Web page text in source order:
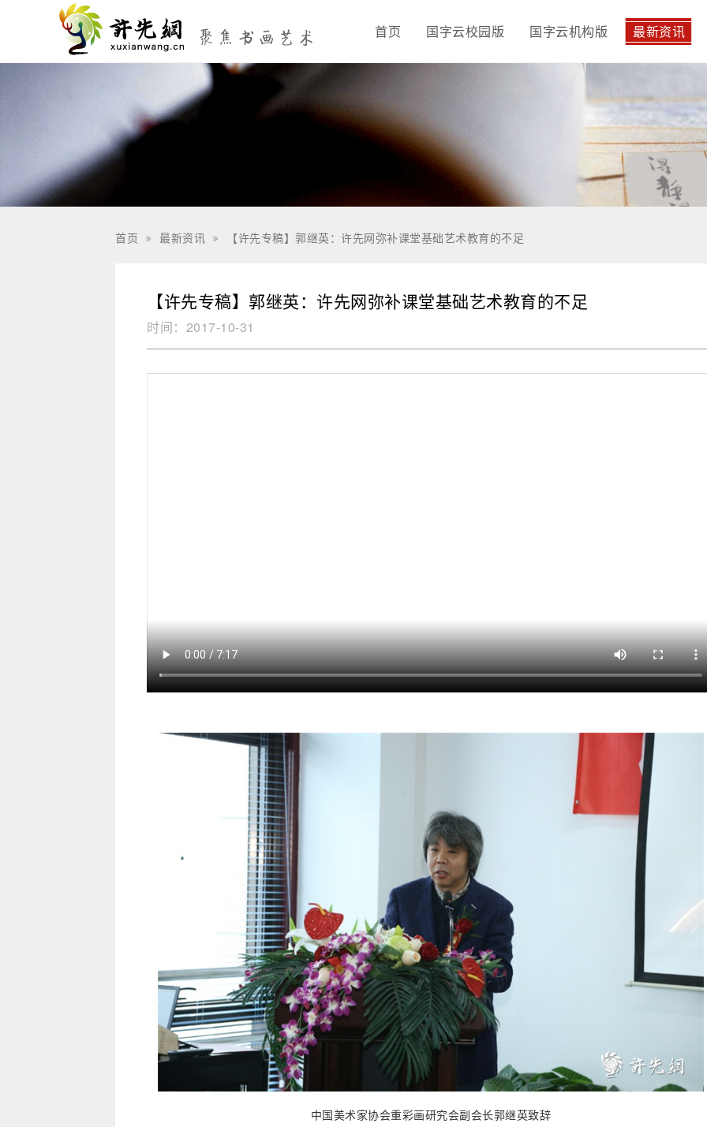
首页 国字云校园版 国字云机构版 最新资讯
首页  最新资讯  【许先专稿】郭继英：许先网弥补课堂基础艺术教育的不足
【许先专稿】郭继英：许先网弥补课堂基础艺术教育的不足
时间： 2017-10-31
中国美术家协会重彩画研究会副会长郭继英致辞